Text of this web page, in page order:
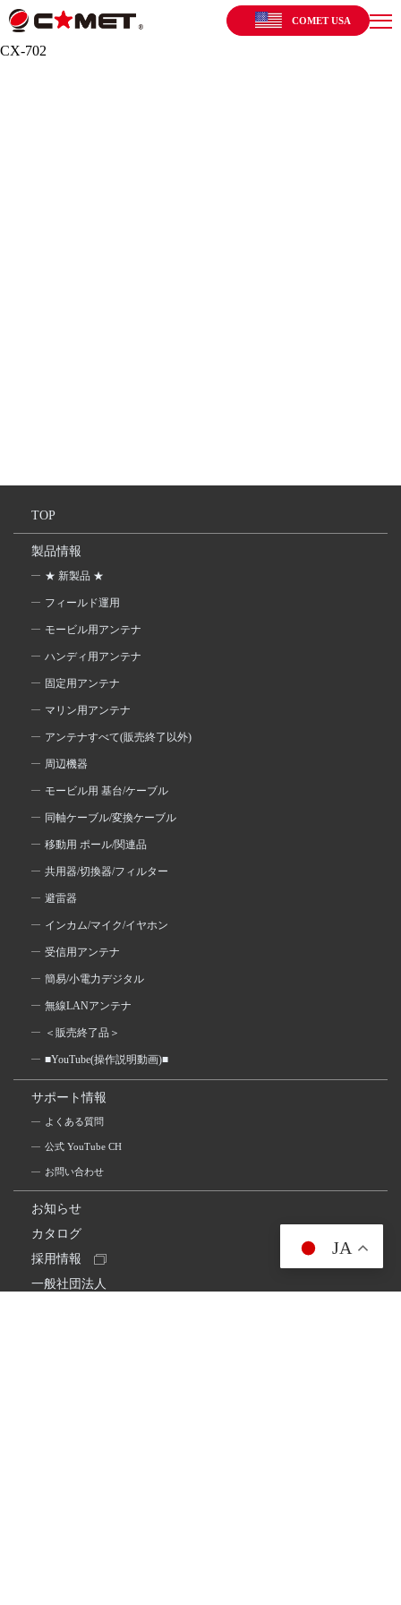
COMET USA
CX-702
TOP
製品情報
★ 新製品 ★
フィールド運用
モービル用アンテナ
ハンディ用アンテナ
固定用アンテナ
マリン用アンテナ
アンテナすべて(販売終了以外)
周辺機器
モービル用 基台/ケーブル
同軸ケーブル/変換ケーブル
移動用 ポール/関連品
共用器/切換器/フィルター
避雷器
インカム/マイク/イヤホン
受信用アンテナ
簡易/小電力デジタル
無線LANアンテナ
＜販売終了品＞
■YouTube(操作説明動画)■
サポート情報
よくある質問
公式 YouTube CH
お問い合わせ
お知らせ
カタログ
採用情報
一般社団法人
JA